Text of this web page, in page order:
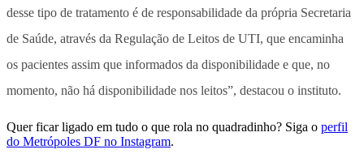
desse tipo de tratamento é de responsabilidade da própria Secretaria
de Saúde, através da Regulação de Leitos de UTI, que encaminha
os pacientes assim que informados da disponibilidade e que, no
momento, não há disponibilidade nos leitos”, destacou o instituto.
Quer ficar ligado em tudo o que rola no quadradinho? Siga o perfil
do Metrópoles DF no Instagram.